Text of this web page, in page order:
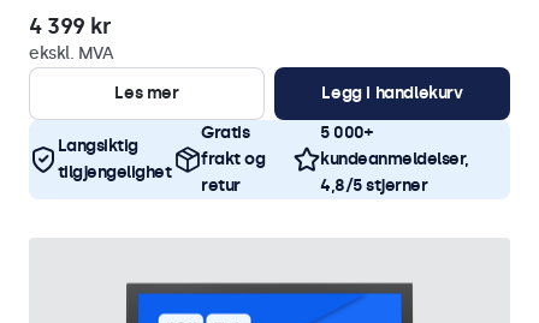
4 399 kr
ekskl. MVA
Les mer
Legg i handlekurv
Langsiktig
tilgjengelighet
Gratis
frakt og
retur
5 000+
kundeanmeldelser,
4,8/5 stjerner